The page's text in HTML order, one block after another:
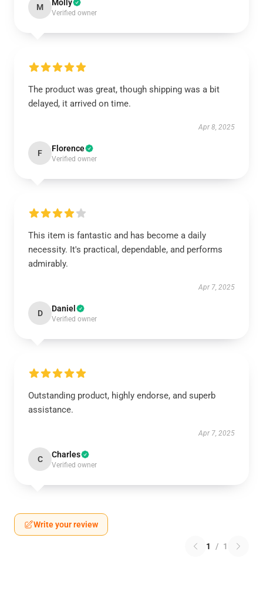
M Molly
Verified owner
The product was great, though shipping was a bit
delayed, it arrived on time.
Apr 8, 2025
F Florence
Verified owner
This item is fantastic and has become a daily
necessity. It's practical, dependable, and performs
admirably.
Apr 7, 2025
D Daniel
Verified owner
Outstanding product, highly endorse, and superb
assistance.
Apr 7, 2025
C Charles
Verified owner
Write your review
1 / 1